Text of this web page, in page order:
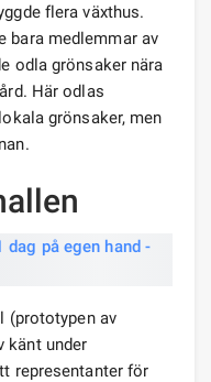
flera växthus.
bara medlemmar av
odla grönsaker nära
Här odlas
grönsaker, men
(prototypen av
känt under
representanter för